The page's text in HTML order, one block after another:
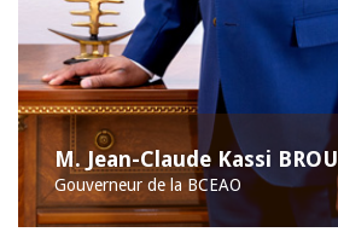
M. Jean-Claude Kassi BROU
Gouverneur de la BCEAO